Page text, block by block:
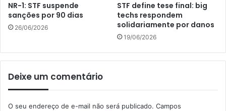
NR-1: STF suspende
sanções por 90 dias
26/06/2026
STF define tese final: big
techs respondem
solidariamente por danos
19/06/2026
Deixe um comentário
O seu endereço de e-mail não será publicado. Campos